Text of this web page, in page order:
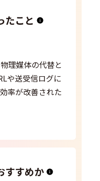
たこと
理媒体の代替と
や送受信ログに
率が改善された
すすめか